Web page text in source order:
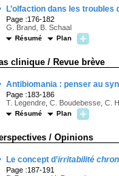
L’olfaction dans les
Page :176-182
G. Brand, B. Schaal
Résumé Plan
clinique / Revue brève
Antibiomania : penser au
Page :183-186
T. Legendre, C. Boudebesse, C.
Résumé Plan
/ Opinions
Le concept d’irritabilité
Page :187-191